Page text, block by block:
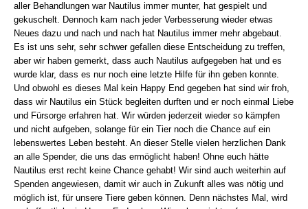
aller Behandlungen war Nautilus immer munter, hat gespielt und
gekuschelt. Dennoch kam nach jeder Verbesserung wieder etwas
Neues dazu und nach und nach hat Nautilus immer mehr abgebaut.
Es ist uns sehr, sehr schwer gefallen diese Entscheidung zu treffen,
aber wir haben gemerkt, dass auch Nautilus aufgegeben hat und es
wurde klar, dass es nur noch eine letzte Hilfe für ihn geben konnte.
Und obwohl es dieses Mal kein Happy End gegeben hat sind wir froh,
dass wir Nautilus ein Stück begleiten durften und er noch einmal Liebe
und Fürsorge erfahren hat. Wir würden jederzeit wieder so kämpfen
und nicht aufgeben, solange für ein Tier noch die Chance auf ein
lebenswertes Leben besteht. An dieser Stelle vielen herzlichen Dank
an alle Spender, die uns das ermöglicht haben! Ohne euch hätte
Nautilus erst recht keine Chance gehabt! Wir sind auch weiterhin auf
Spenden angewiesen, damit wir auch in Zukunft alles was nötig und
möglich ist, für unsere Tiere geben können. Denn nächstes Mal, wird